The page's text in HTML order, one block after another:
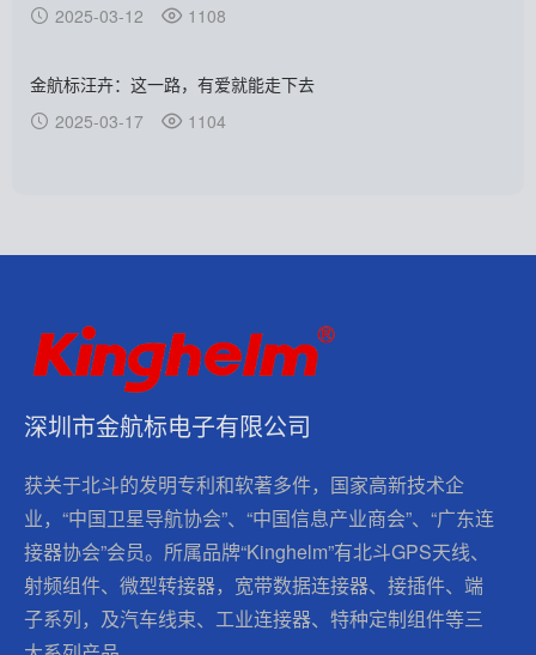
2025-03-12
1108
金航标汪卉：这一路，有爱就能走下去
2025-03-17
1104
深圳市金航标电子有限公司
获关于北斗的发明专利和软著多件，国家高新技术企
业，“中国卫星导航协会”、“中国信息产业商会”、“广东连
接器协会”会员。所属品牌“Kinghelm”有北斗GPS天线、
射频组件、微型转接器，宽带数据连接器、接插件、端
子系列，及汽车线束、工业连接器、特种定制组件等三